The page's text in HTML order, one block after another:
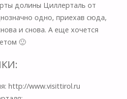
долины Циллерталь от
одно, приехав сюда,
и снова. А еще хочется
🙂
http://www.visittirol.ru